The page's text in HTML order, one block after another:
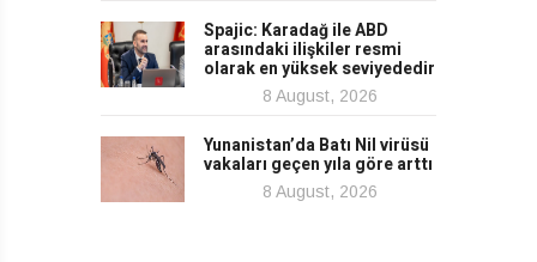
Spajic: Karadağ ile ABD
arasındaki ilişkiler resmi
olarak en yüksek seviyededir
8 August, 2026
Yunanistan’da Batı Nil virüsü
vakaları geçen yıla göre arttı
8 August, 2026